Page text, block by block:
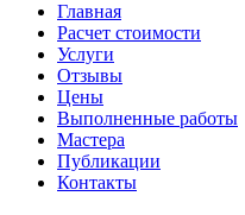
Главная
Расчет стоимости
Услуги
Отзывы
Цены
Выполненные работы
Мастера
Публикации
Контакты